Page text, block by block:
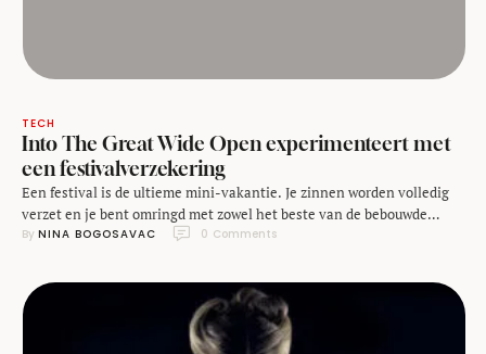
TECH
Into The Great Wide Open experimenteert met
een festivalverzekering
Een festival is de ultieme mini-vakantie. Je zinnen worden volledig
verzet en je bent omringd met zowel het beste van de bebouwde
wereld (fancy geluidssystemen, what's up) als de natuur - en dan heb
zich, dat is het, waar niets je plezier …
By NINA BOGOSAVAC 0 Comments